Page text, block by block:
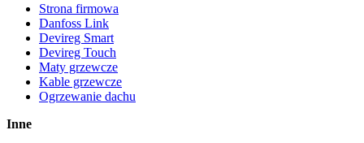
Strona firmowa
Danfoss Link
Devireg Smart
Devireg Touch
Maty grzewcze
Kable grzewcze
Ogrzewanie dachu
Inne